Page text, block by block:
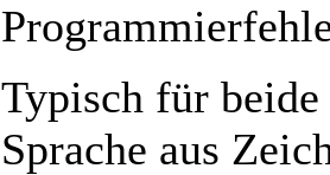
Typisch für
Sprache aus